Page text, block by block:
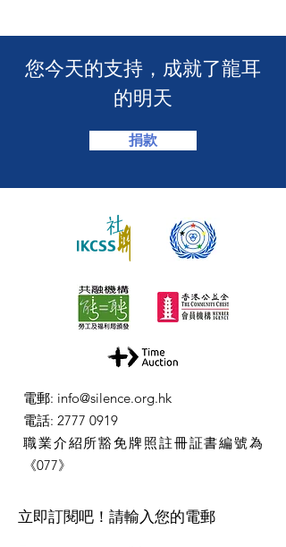
​您今天的支持，成就了龍耳
的明天
捐款
電郵: info@silence.org.hk
電話: 2777 0919
職業介紹所豁免牌照註冊証書編號為
《077》
​立即訂閱吧！請輸入您的電郵